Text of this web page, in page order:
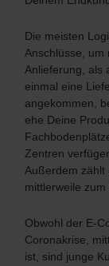
Die meisten
Anschlüsse, um
Anlieferung, als
einmal eine
angekommen,
ehe Deine
Zentren
Außerdem zählt
mittlerweile
Obwohl der E-
Coronakrise,
ist, sind junge